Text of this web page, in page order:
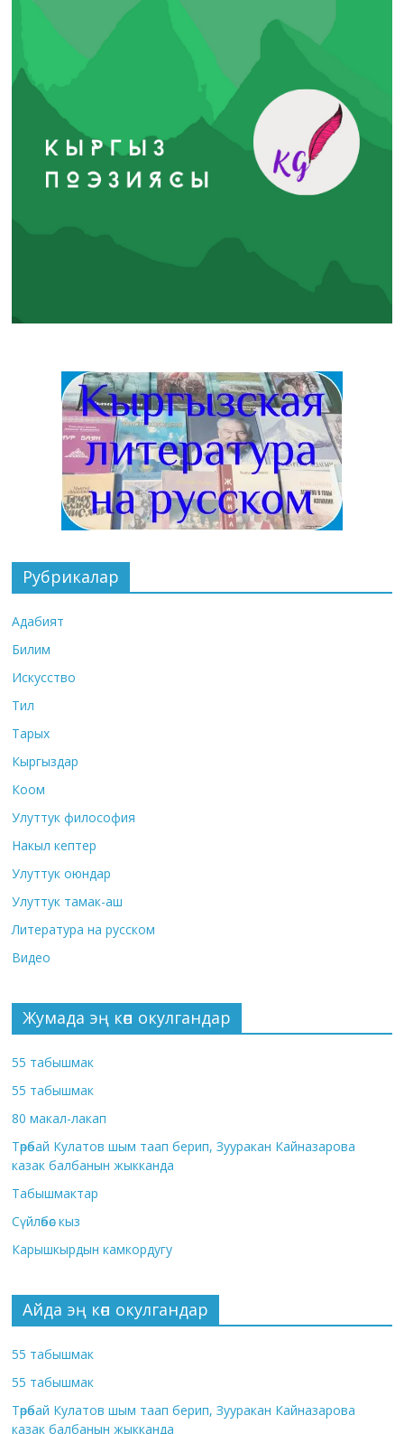
Рубрикалар
Адабият
Билим
Искусство
Тил
Тарых
Кыргыздар
Коом
Улуттук философия
Накыл кептер
Улуттук оюндар
Улуттук тамак-аш
Литература на русском
Видео
Жумада эң көп окулгандар
55 табышмак
55 табышмак
80 макал-лакап
Төрөбай Кулатов шым таап берип, Зууракан Кайназарова
казак балбанын жыкканда
Табышмактар
Сүйлөбөс кыз
Карышкырдын камкордугу
Айда эң көп окулгандар
55 табышмак
55 табышмак
Төрөбай Кулатов шым таап берип, Зууракан Кайназарова
казак балбанын жыкканда